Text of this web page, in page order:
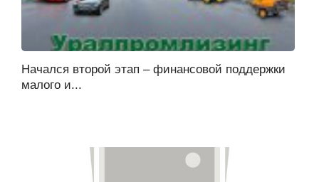
Начался второй этап – финансовой поддержки
малого и...